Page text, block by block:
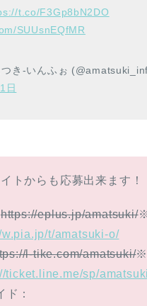
t.co/F3Gp8bN2DO
SUUsnEQfMR
き-いんふぉ
日
トからも応募出来ます！
https://eplus.jp/amatsuki/
w.pia.jp/t/amatsuki-o/
l-tike.com/amatsuki/※
ticket.line.me/sp/amatsuki
ド：